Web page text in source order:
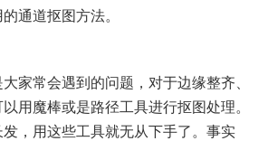
通道抠图方法。
家常会遇到的问题，对于边缘整齐、
用魔棒或是路径工具进行抠图处理。
，用这些工具就无从下手了。事实